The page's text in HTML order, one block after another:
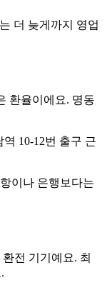
더 늦게까지 영업
환율이에요. 명동
역 10-12번 출구 근
이나 은행보다는
전 기기예요. 최